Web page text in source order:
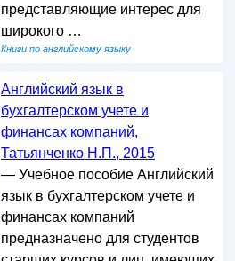
представляющие интерес для
широкого …
Книги по английскому языку
Английский язык в
бухгалтерском учете и
финансах компаний,
Татьянченко Н.П., 2015
— Учебное пособие Английский
язык в бухгалтерском учете и
финансах компаний
предназначено для студентов